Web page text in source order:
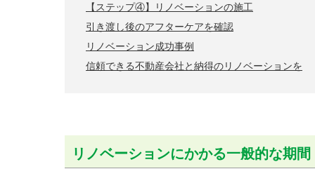
【ステップ④】リノベーションの施工
引き渡し後のアフターケアを確認
リノベーション成功事例
信頼できる不動産会社と納得のリノベーションを
リノベーションにかかる一般的な期間